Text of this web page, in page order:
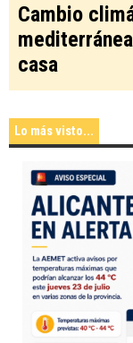
Cambio
casa
Lo más visto...